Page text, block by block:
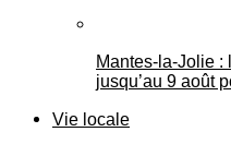
Mantes-la-Jolie :
jusqu’au 9 août
Vie locale